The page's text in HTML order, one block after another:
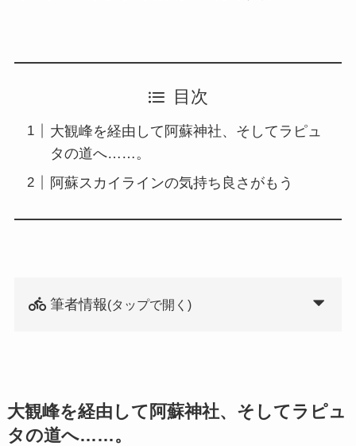
目次
大観峰を経由して阿蘇神社、そしてラピュ
タの道へ……。
阿蘇スカイラインの気持ち良さがもう
筆者情報(タップで開く)
大観峰を経由して阿蘇神社、そしてラピュ
タの道へ……。